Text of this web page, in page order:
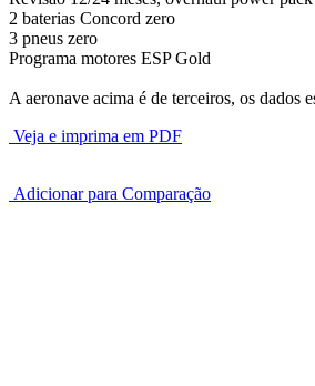
2 baterias Concord zero
3 pneus zero
Programa motores ESP Gold
A aeronave acima é de terceiros, os dados
Veja e imprima em PDF
Adicionar para Comparação